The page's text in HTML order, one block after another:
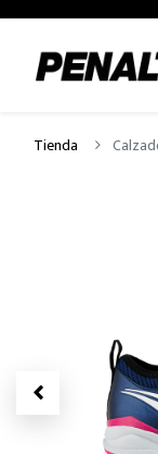
Tienda